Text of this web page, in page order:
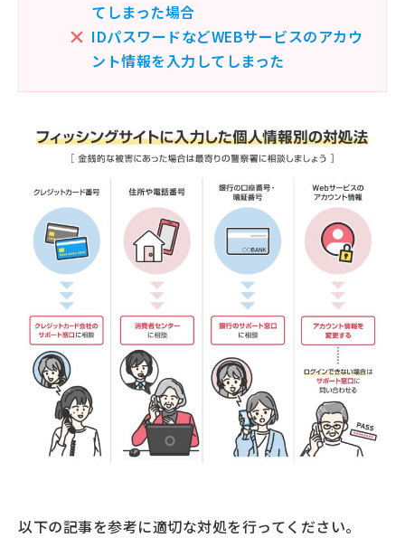
てしまった場合
IDパスワードなどWEBサービスのアカウ
ント情報を入力してしまった
以下の記事を参考に適切な対処を行ってください。